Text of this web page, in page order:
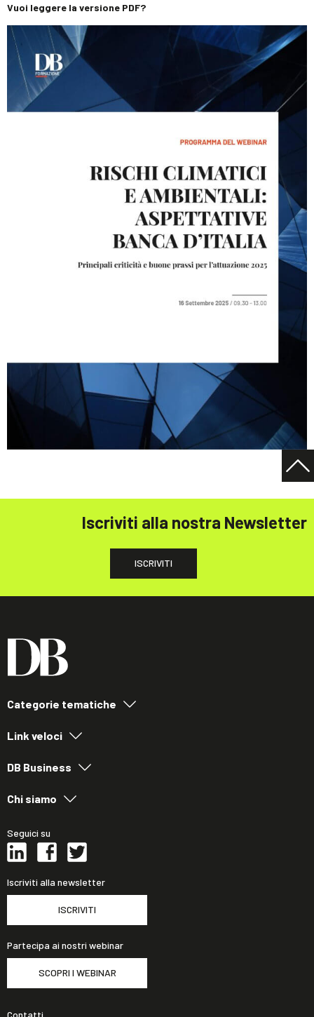
Vuoi leggere la versione PDF?
Iscriviti alla nostra Newsletter
ISCRIVITI
Categorie tematiche
Link veloci
DB Business
Chi siamo
Seguici su
Iscriviti alla newsletter
ISCRIVITI
Partecipa ai nostri webinar
SCOPRI I WEBINAR
Contatti